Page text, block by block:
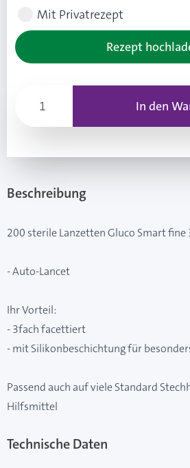
Mit Privatrezept
Rezept
In den
Beschreibung
200 sterile Lanzetten Gluco Smart
- Auto-Lancet
Ihr Vorteil:
- 3fach facettiert
- mit Silikonbeschichtung für
Passend auch auf viele Standard
Hilfsmittel
Technische Daten